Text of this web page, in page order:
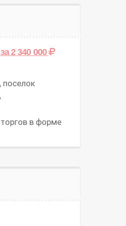
за 2 340 000
поселок
в форме